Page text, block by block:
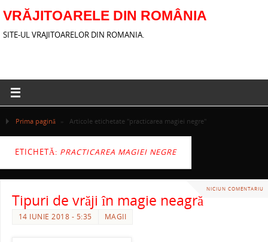
VRĂJITOARELE DIN ROMÂNIA
SITE-UL VRAJITOARELOR DIN ROMANIA.
Prima pagină » Articole etichetate "practicarea magiei negre"
ETICHETĂ: PRACTICAREA MAGIEI NEGRE
NICIUN COMENTARIU
Tipuri de vrăji în magie neagră
14 IUNIE 2018 - 5:35 MAGII